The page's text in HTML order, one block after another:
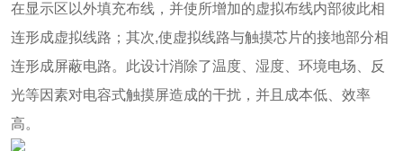
在显示区以外填充布线，并使所增加的虚拟布线内部彼此相
连形成虚拟线路；其次,使虚拟线路与触摸芯片的接地部分相
连形成屏蔽电路。此设计消除了温度、湿度、环境电场、反
光等因素对电容式触摸屏造成的干扰，并且成本低、效率
高。